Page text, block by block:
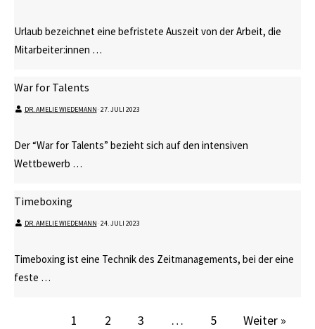
Urlaub bezeichnet eine befristete Auszeit von der Arbeit, die
Mitarbeiter:innen …
War for Talents
DR. AMELIE WIEDEMANN⋅ 27. JULI 2023
Der “War for Talents” bezieht sich auf den intensiven
Wettbewerb …
Timeboxing
DR. AMELIE WIEDEMANN⋅ 24. JULI 2023
Timeboxing ist eine Technik des Zeitmanagements, bei der eine
feste …
1 2 3 … 5 Weiter »